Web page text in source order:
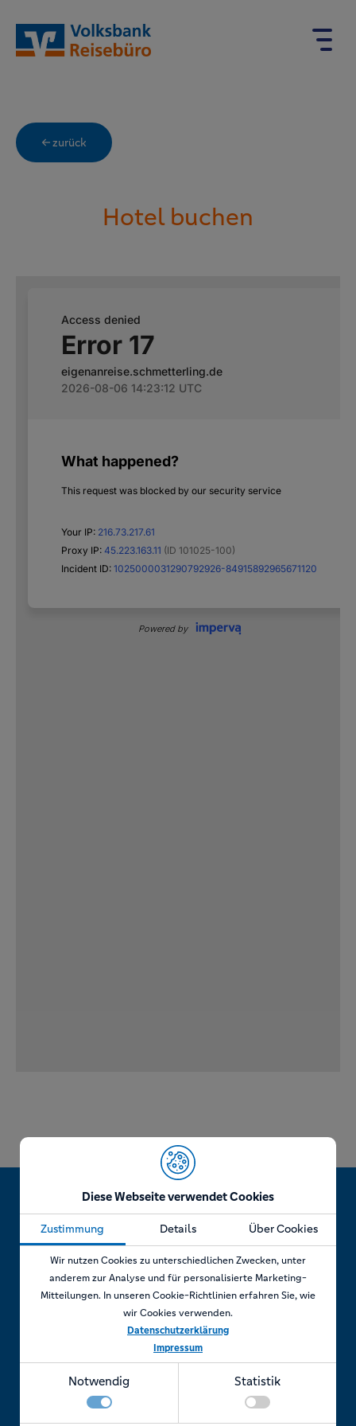
Diese Webseite verwendet Cookies
Zustimmung Details Über Cookies
Wir nutzen Cookies zu unterschiedlichen Zwecken, unter
anderem zur Analyse und für personalisierte Marketing-
Mitteilungen. In unseren Cookie-Richtlinien erfahren Sie, wie
wir Cookies verwenden.
Datenschutzerklärung
Impressum
Notwendig Statistik
← zurück
Hotel buchen
Jetzt Termin vereinbaren!
Telefonisch
+49 7841 69 11880